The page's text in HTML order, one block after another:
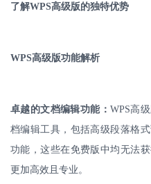
了解WPS高级版的独特优势
WPS高级版功能解析
卓越的文档编辑功能：WPS高
档编辑工具，包括高级段落格
功能，这些在免费版中均无法
更加高效且专业。